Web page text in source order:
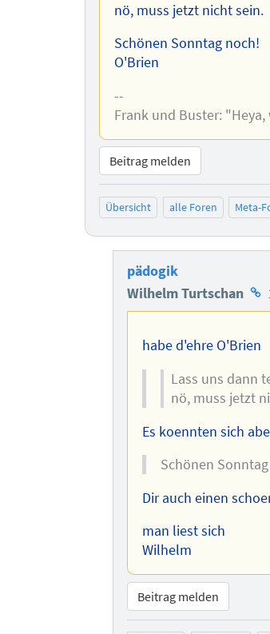
nö, muss jetzt nicht sein.
Schönen Sonntag noch!
O'Brien
--
Frank und Buster:
Beitrag melden
Übersicht alle Foren Meta-
pädogik
Wilhelm Turtschan
des
habe d'ehre O'Brien
Lass uns dann
nö, muss jetzt
Es koennten sich
Schönen
Dir auch einen
man liest sich
Wilhelm
Beitrag melden